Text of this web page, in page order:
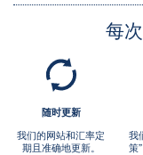
每
随时更新
我们的网站和汇率定
期且准确地更新。
我
策